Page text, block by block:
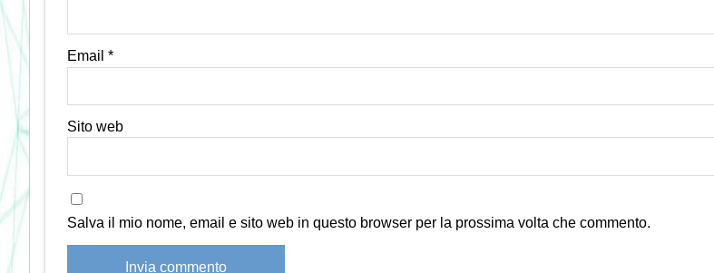
Email *
Sito web
Salva il mio nome, email e sito web in questo browser per la prossima volta che commento.